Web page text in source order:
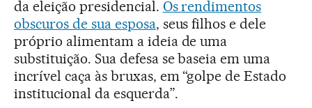
da eleição presidencial. Os rendimentos
obscuros de sua esposa, seus filhos e dele
próprio alimentam a ideia de uma
substituição. Sua defesa se baseia em uma
incrível caça às bruxas, em “golpe de Estado
institucional da esquerda”.